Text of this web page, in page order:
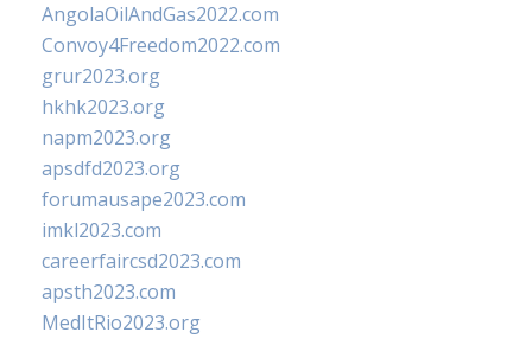
AngolaOilAndGas2022.com
Convoy4Freedom2022.com
grur2023.org
hkhk2023.org
napm2023.org
apsdfd2023.org
forumausape2023.com
imkl2023.com
careerfaircsd2023.com
apsth2023.com
MedItRio2023.org